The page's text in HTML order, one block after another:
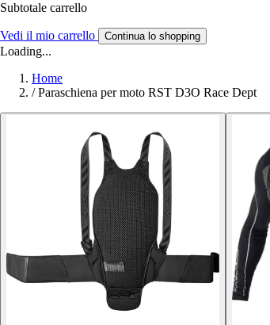
Subtotale carrello
Vedi il mio carrello Continua lo shopping
Loading...
Home
/ Paraschiena per moto RST D3O Race Dept